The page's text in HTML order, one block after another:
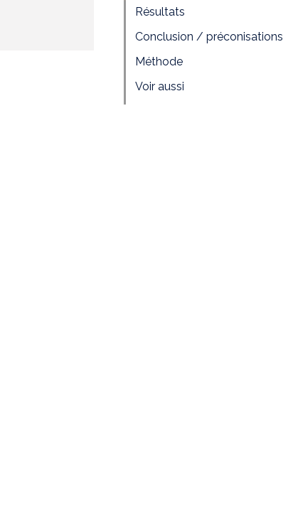
Résultats
Conclusion / préconisations
Méthode
Voir aussi